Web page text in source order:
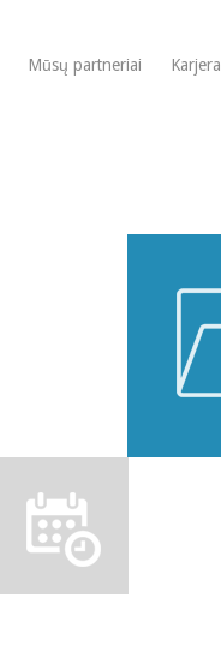
Mūsų partneriai Karjera